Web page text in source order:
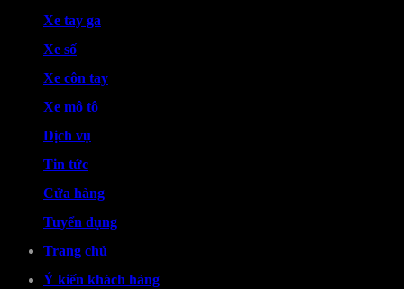
Xe tay ga
Xe số
Xe côn tay
Xe mô tô
Dịch vụ
Tin tức
Cửa hàng
Tuyển dụng
Trang chủ
Ý kiến khách hàng